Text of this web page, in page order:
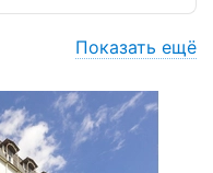
Показать ещё